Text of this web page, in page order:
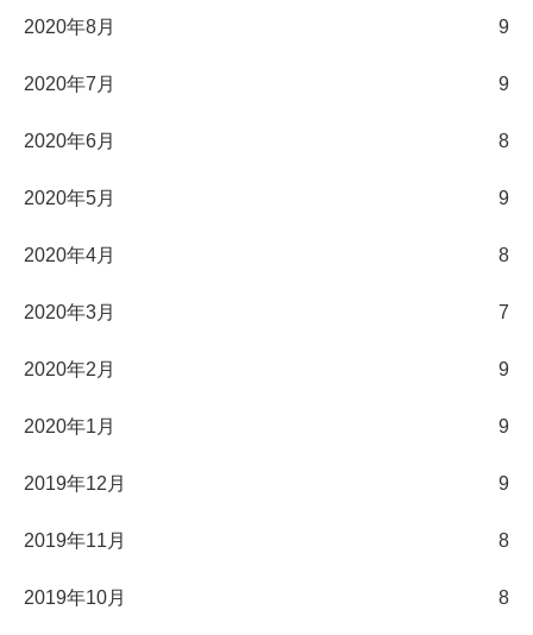
2020年8月 9
2020年7月 9
2020年6月 8
2020年5月 9
2020年4月 8
2020年3月 7
2020年2月 9
2020年1月 9
2019年12月 9
2019年11月 8
2019年10月 8